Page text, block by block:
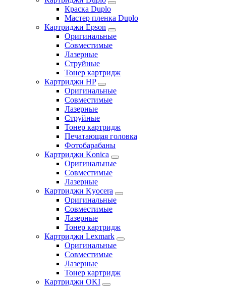
Краска Duplo
Мастер пленка Duplo
Картриджи Epson
Оригинальные
Совместимые
Лазерные
Струйные
Тонер картридж
Картриджи HP
Оригинальные
Совместимые
Лазерные
Струйные
Тонер картридж
Печатающая головка
Фотобарабаны
Картриджи Konica
Оригинальные
Совместимые
Лазерные
Картриджи Kyocera
Оригинальные
Совместимые
Лазерные
Тонер картридж
Картриджи Lexmark
Оригинальные
Совместимые
Лазерные
Тонер картридж
Картриджи OKI